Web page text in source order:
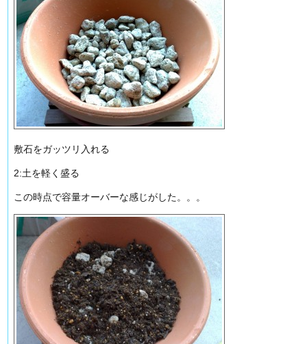
敷石をガッツリ入れる
2:土を軽く盛る
この時点で容量オーバーな感じがした。。。